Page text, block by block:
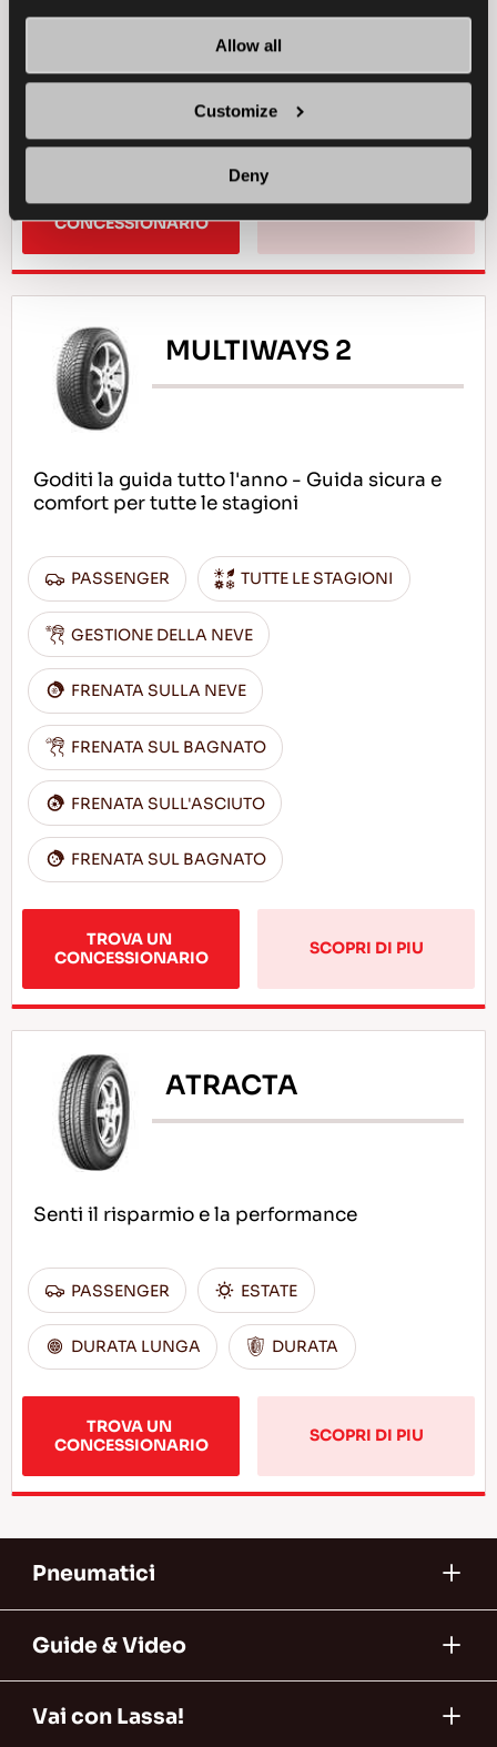
Allow all
Customize
Deny
TRAZIONE SUL GHIACCIO
GESTIONE DEL GHIACCIO
TROVA UN
CONCESSIONARIO
MULTIWAYS 2
Goditi la guida tutto l'anno - Guida sicura e
comfort per tutte le stagioni
PASSENGER TUTTE LE STAGIONI
GESTIONE DELLA NEVE
FRENATA SULLA NEVE
FRENATA SUL BAGNATO
FRENATA SULL'ASCIUTO
FRENATA SUL BAGNATO
TROVA UN
CONCESSIONARIO
SCOPRI DI PIU
ATRACTA
Senti il risparmio e la performance
PASSENGER ESTATE
DURATA LUNGA DURATA
TROVA UN
CONCESSIONARIO
SCOPRI DI PIU
Pneumatici
Guide & Video
Vai con Lassa!